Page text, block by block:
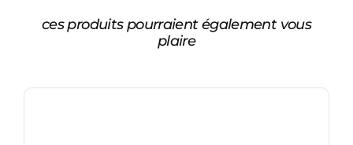
ces produits pourraient également vous
plaire